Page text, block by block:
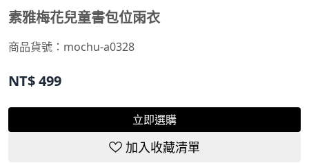
素雅梅花兒童書包位雨衣
商品貨號： mochu-a0328
NT$499
立即選購
加入收藏清單